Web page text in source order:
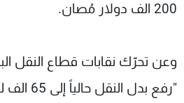
200 الف دولار مُصان.
وعن تحرّك نقابات قطاع النقل
"رفع بدل